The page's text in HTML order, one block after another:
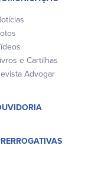
e Cartilhas
Advogar